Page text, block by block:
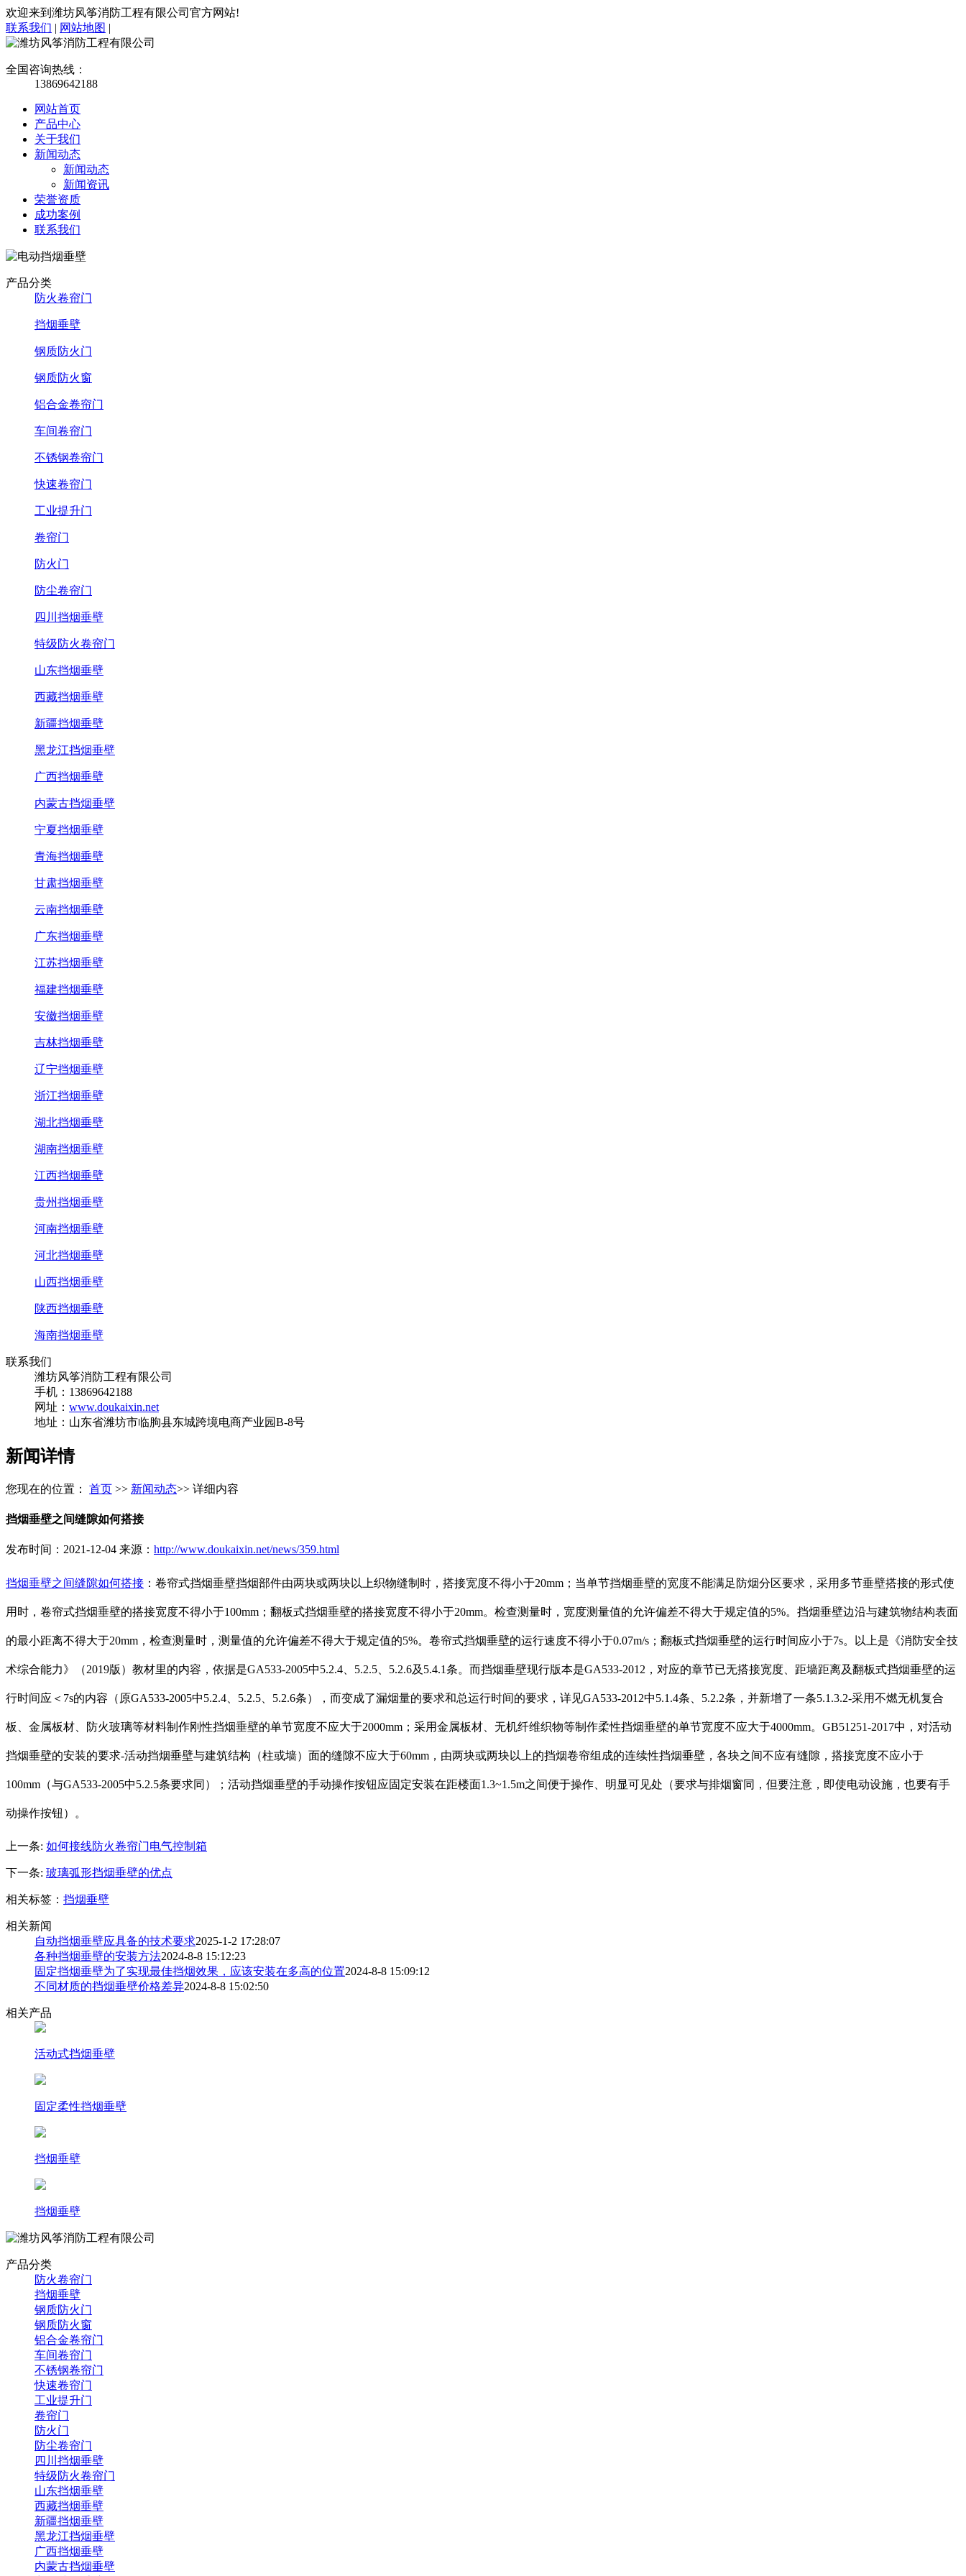
欢迎来到潍坊风筝消防工程有限公司官方网站!
联系我们 | 网站地图 |
全国咨询热线：
13869642188
网站首页
产品中心
关于我们
新闻动态
新闻动态
新闻资讯
荣誉资质
成功案例
联系我们
产品分类
防火卷帘门
挡烟垂壁
钢质防火门
钢质防火窗
铝合金卷帘门
车间卷帘门
不锈钢卷帘门
快速卷帘门
工业提升门
卷帘门
防火门
防尘卷帘门
四川挡烟垂壁
特级防火卷帘门
山东挡烟垂壁
西藏挡烟垂壁
新疆挡烟垂壁
黑龙江挡烟垂壁
广西挡烟垂壁
内蒙古挡烟垂壁
宁夏挡烟垂壁
青海挡烟垂壁
甘肃挡烟垂壁
云南挡烟垂壁
广东挡烟垂壁
江苏挡烟垂壁
福建挡烟垂壁
安徽挡烟垂壁
吉林挡烟垂壁
辽宁挡烟垂壁
浙江挡烟垂壁
湖北挡烟垂壁
湖南挡烟垂壁
江西挡烟垂壁
贵州挡烟垂壁
河南挡烟垂壁
河北挡烟垂壁
山西挡烟垂壁
陕西挡烟垂壁
海南挡烟垂壁
联系我们
潍坊风筝消防工程有限公司
手机：13869642188
网址： www.doukaixin.net
地址：山东省潍坊市临朐县东城跨境电商产业园B-8号
新闻详情
您现在的位置： 首页 >> 新闻动态>> 详细内容
挡烟垂壁之间缝隙如何搭接
发布时间：2021-12-04 来源： http://www.doukaixin.net/news/359.html
挡烟垂壁之间缝隙如何搭接 ：卷帘式挡烟垂壁挡烟部件由两块或两块以上织物缝制时，搭接宽度不得小于20mm；当单节挡烟垂壁的宽度不能满足防烟分区要求，采用多节垂壁搭接的形式使
用时，卷帘式挡烟垂壁的搭接宽度不得小于100mm；翻板式挡烟垂壁的搭接宽度不得小于20mm。检查测量时，宽度测量值的允许偏差不得大于规定值的5%。挡烟垂壁边沿与建筑物结构表面
的最小距离不得大于20mm，检查测量时，测量值的允许偏差不得大于规定值的5%。卷帘式挡烟垂壁的运行速度不得小于0.07m/s；翻板式挡烟垂壁的运行时间应小于7s。以上是《消防安全技
术综合能力》（2019版）教材里的内容，依据是GA533-2005中5.2.4、5.2.5、5.2.6及5.4.1条。而挡烟垂壁现行版本是GA533-2012，对应的章节已无搭接宽度、距墙距离及翻板式挡烟垂壁的运
行时间应＜7s的内容（原GA533-2005中5.2.4、5.2.5、5.2.6条），而变成了漏烟量的要求和总运行时间的要求，详见GA533-2012中5.1.4条、5.2.2条，并新增了一条5.1.3.2-采用不燃无机复合
板、金属板材、防火玻璃等材料制作刚性挡烟垂壁的单节宽度不应大于2000mm；采用金属板材、无机纤维织物等制作柔性挡烟垂壁的单节宽度不应大于4000mm。GB51251-2017中，对活动
挡烟垂壁的安装的要求-活动挡烟垂壁与建筑结构（柱或墙）面的缝隙不应大于60mm，由两块或两块以上的挡烟卷帘组成的连续性挡烟垂壁，各块之间不应有缝隙，搭接宽度不应小于
100mm（与GA533-2005中5.2.5条要求同）；活动挡烟垂壁的手动操作按钮应固定安装在距楼面1.3~1.5m之间便于操作、明显可见处（要求与排烟窗同，但要注意，即使电动设施，也要有手
动操作按钮）。
上一条: 如何接线防火卷帘门电气控制箱
下一条: 玻璃弧形挡烟垂壁的优点
相关标签： 挡烟垂壁
相关新闻
自动挡烟垂壁应具备的技术要求2025-1-2 17:28:07
各种挡烟垂壁的安装方法2024-8-8 15:12:23
固定挡烟垂壁为了实现最佳挡烟效果，应该安装在多高的位置2024-8-8 15:09:12
不同材质的挡烟垂壁价格差异2024-8-8 15:02:50
相关产品
活动式挡烟垂壁
固定柔性挡烟垂壁
挡烟垂壁
挡烟垂壁
产品分类
防火卷帘门
挡烟垂壁
钢质防火门
钢质防火窗
铝合金卷帘门
车间卷帘门
不锈钢卷帘门
快速卷帘门
工业提升门
卷帘门
防火门
防尘卷帘门
四川挡烟垂壁
特级防火卷帘门
山东挡烟垂壁
西藏挡烟垂壁
新疆挡烟垂壁
黑龙江挡烟垂壁
广西挡烟垂壁
内蒙古挡烟垂壁